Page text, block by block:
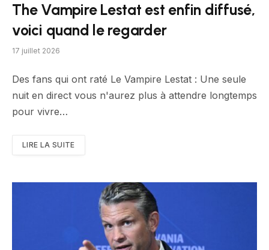
The Vampire Lestat est enfin diffusé,
voici quand le regarder
17 juillet 2026
Des fans qui ont raté Le Vampire Lestat : Une seule
nuit en direct vous n'aurez plus à attendre longtemps
pour vivre…
LIRE LA SUITE